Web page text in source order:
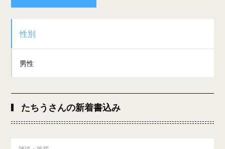
性別
男性
たちうさんの新着書込み